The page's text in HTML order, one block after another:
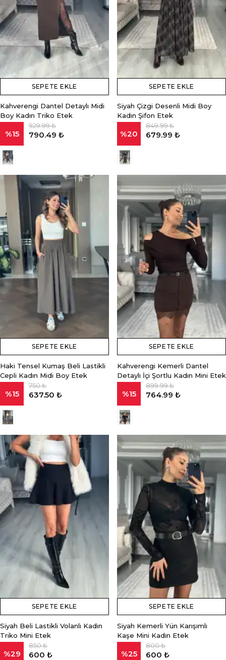
SEPETE EKLE
Kahverengi Dantel Detaylı Midi
Boy Kadın Triko Etek
%15
929.99 ₺
790.49 ₺
SEPETE EKLE
Siyah Çizgi Desenli Midi Boy
Kadın Şifon Etek
%20
849.99 ₺
679.99 ₺
SEPETE EKLE
Haki Tensel Kumaş Beli Lastikli
Cepli Kadın Midi Boy Etek
%15
750 ₺
637.50 ₺
SEPETE EKLE
Kahverengi Kemerli Dantel
Detaylı İçi Şortlu Kadın Mini Etek
%15
899.99 ₺
764.99 ₺
SEPETE EKLE
Siyah Beli Lastikli Volanlı Kadın
Triko Mini Etek
%29
850 ₺
600 ₺
SEPETE EKLE
Siyah Kemerli Yün Karışımlı
Kaşe Mini Kadın Etek
%25
800 ₺
600 ₺